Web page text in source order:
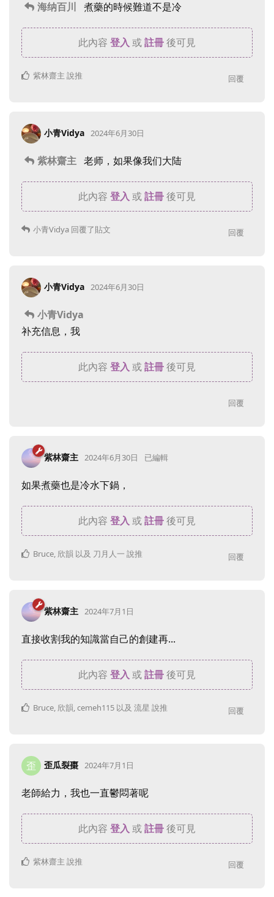
海纳百川 煮藥的時候難道不是冷
此內容 登入 或註冊後可見
回覆
紫林齋主 說推
小青Vidya 2024年6月30日
紫林齋主 老师，如果像我们大陆
此內容 登入 或註冊後可見
回覆
小青Vidya 回覆了貼文
小青Vidya 2024年6月30日
小青Vidya
补充信息，我
此內容 登入 或註冊後可見
回覆
紫林齋主 2024年6月30日 已編輯
如果煮藥也是冷水下鍋，
此內容 登入 或註冊後可見
回覆
Bruce, 欣韻 以及 刀月人一 說推
紫林齋主 2024年7月1日
直接收割我的知識當自己的創建再...
此內容 登入 或註冊後可見
回覆
Bruce, 欣韻,cemeh115 以及 流星 說推
歪 歪瓜裂棗 2024年7月1日
老師給力，我也一直鬱悶著呢
此內容 登入 或註冊後可見
回覆
紫林齋主 說推